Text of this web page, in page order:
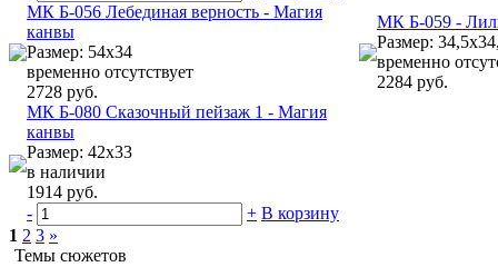
МК Б-056 Лебединая верность - Магия
канвы
Размер: 54х34
временно отсутствует
2728 руб.
МК Б-059 -
Размер:
временно
2284 руб.
МК Б-080 Сказочный пейзаж 1 - Магия
канвы
Размер: 42х33
в наличии
1914 руб.
-
+ В корзину
1 2 3 »
Темы сюжетов